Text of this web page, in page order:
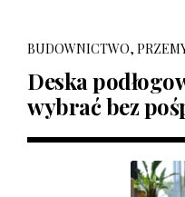
BUDOWNICTWO,
Deska
wybrać bez